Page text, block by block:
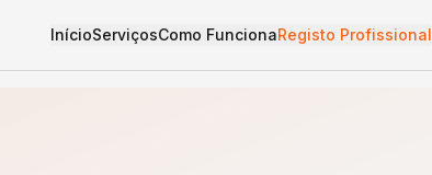
InícioServiçosComo FuncionaRegisto Profissional